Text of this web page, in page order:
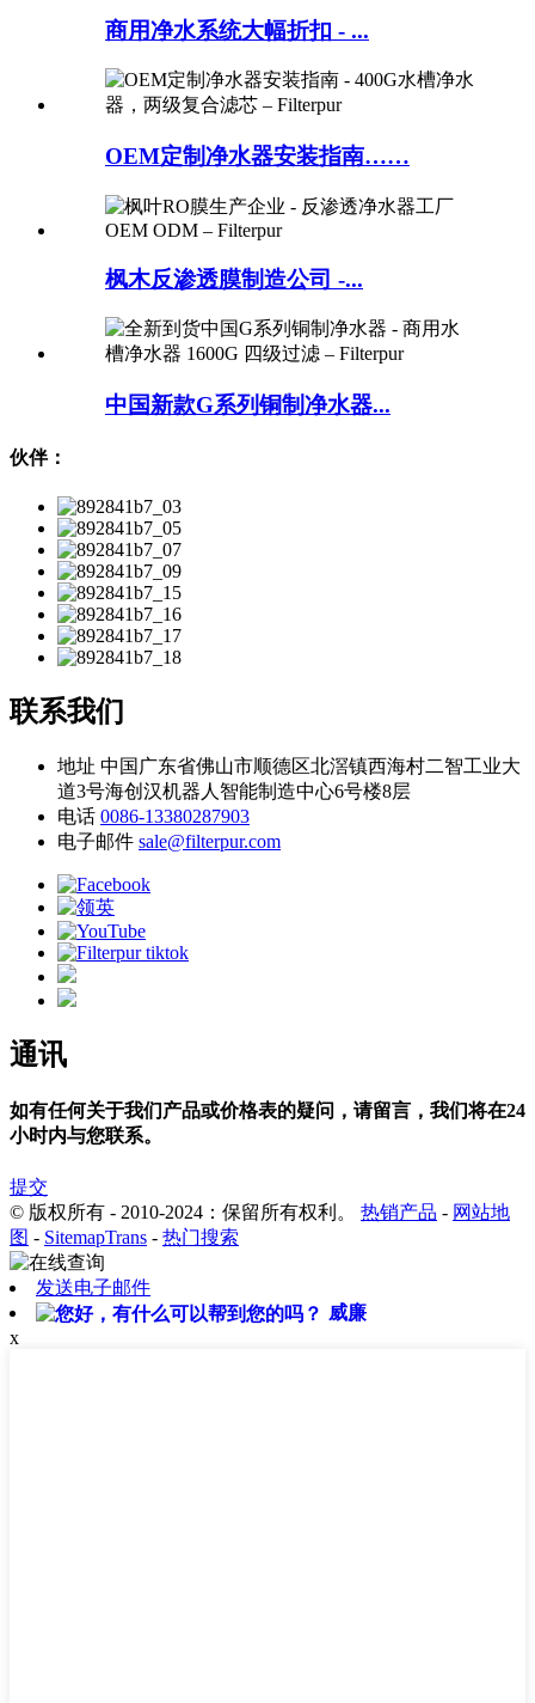
商用净水系统大幅折扣 - ...
OEM定制净水器安装指南……
枫木反渗透膜制造公司 -...
中国新款G系列铜制净水器...
伙伴：
联系我们
地址 中国广东省佛山市顺德区北滘镇西海村二智工业大
道3号海创汉机器人智能制造中心6号楼8层
电话 0086-13380287903
电子邮件 sale@filterpur.com
通讯
如有任何关于我们产品或价格表的疑问，请留言，我们将在24
小时内与您联系。
提交
© 版权所有 - 2010-2024：保留所有权利。 热销产品 - 网站地
图 - SitemapTrans - 热门搜索
发送电子邮件
威廉
x